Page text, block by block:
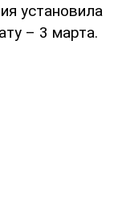
установила
– 3 марта.